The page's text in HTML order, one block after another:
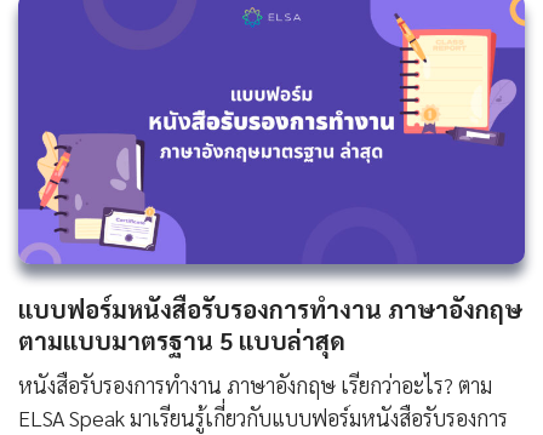
แบบฟอร์มหนังสือรับรองการทํางาน ภาษาอังกฤษ
ตามแบบมาตรฐาน 5 แบบล่าสุด
หนังสือรับรองการทํางาน ภาษาอังกฤษ เรียกว่าอะไร? ตาม
ELSA Speak มาเรียนรู้เกี่ยวกับแบบฟอร์มหนังสือรับรองการ